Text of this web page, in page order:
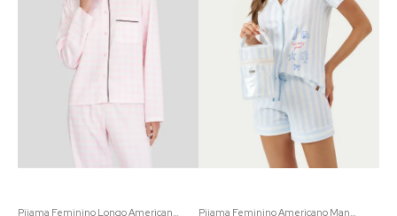
Pijama Feminino Longo Americano Clube do Livro em Moletinho sem Felpa | Acompanha um marca-página Pijama Feminino Americano Manga Curta Coordenado Verão | 100% Algodão com Estampa Marinha Listrada